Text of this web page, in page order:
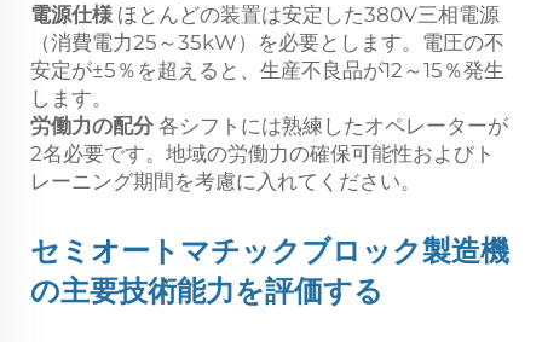
電源仕様 ほとんどの装置は安定した380V三相電源
（消費電力25～35kW）を必要とします。電圧の不
安定が±5％を超えると、生産不良品が12～15％発生
します。
労働力の配分 各シフトには熟練したオペレーターが
2名必要です。地域の労働力の確保可能性およびト
レーニング期間を考慮に入れてください。
セミオートマチックブロック製造機
の主要技術能力を評価する